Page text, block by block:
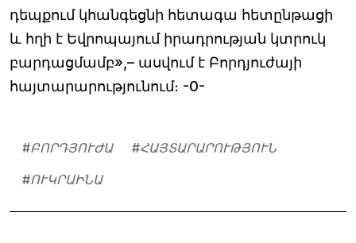
դեպքում կհանգեցնի հետագա հետընթացի
և հղի է Եվրոպայում իրադրության կտրուկ
բարդացմամբ»,– ասվում է Բորդյուժայի
հայտարարությունում։ -0-
#ԲՈՐԴՅՈՒԺԱ #ՀԱՅՏԱՐԱՐՈՒԹՅՈՒՆ
#ՈՒԿՐԱԻՆԱ